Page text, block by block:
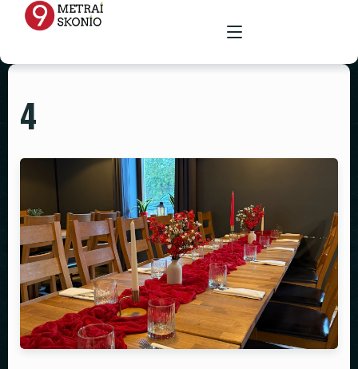
PAGRINDINIS
MAISTAS ŠVENTĖMS
MAITINIMAS VIETOJE
PARUOŠTAS MAISTAS ŠVENTĖMS
GALERIJA
KONTAKTAI
REKVIZITŲ NUOMA
STALAI
KĖDĖS
STALTIESĖS
VAZOS
ŽVAKIDĖS
4